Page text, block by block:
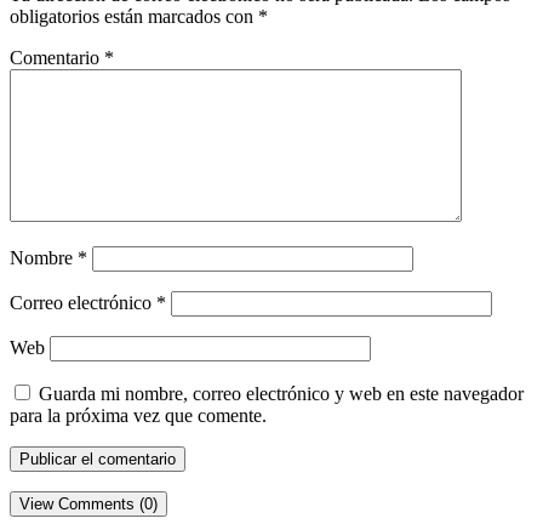
obligatorios están marcados con *
Comentario *
Nombre *
Correo electrónico *
Web
Guarda mi nombre, correo electrónico y web en este navegador
para la próxima vez que comente.
View Comments (0)